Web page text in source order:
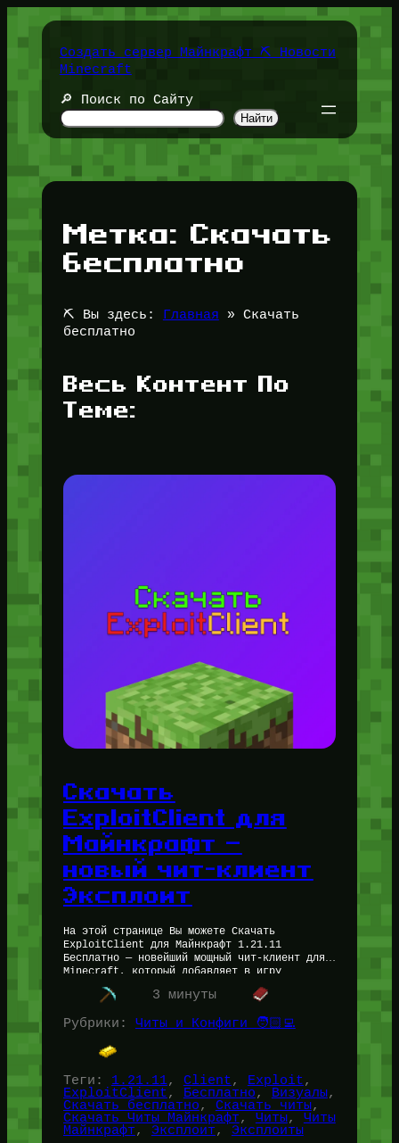
содержимомуСоздать сервер Майнкрафт ⛏️ Новости
Minecraft
🔎 Поиск по Сайту
Найти
Метка: Скачать
бесплатно
⛏️ Вы здесь: Главная » Скачать
бесплатно
Весь Контент По
Теме:
Скачать
ExploitClient для
Майнкрафт —
новый чит-клиент
Эксплоит
На этой странице Вы можете Скачать
ExploitClient для Майнкрафт 1.21.11
Бесплатно — новейший мощный чит-клиент для
Minecraft, который добавляет в игру
множество функций, как читерских так и
визуальных. Имеются мощнейшие…
3 минуты
Рубрики: Читы и Конфиги 🧑🏻‍💻
Теги: 1.21.11, Client, Exploit
ExploitClient, Бесплатно, Визуалы
Скачать бесплатно, Скачать читы
Скачать Читы Майнкрафт, Читы, Читы
Майнкрафт, Эксплоит, Эксплоиты